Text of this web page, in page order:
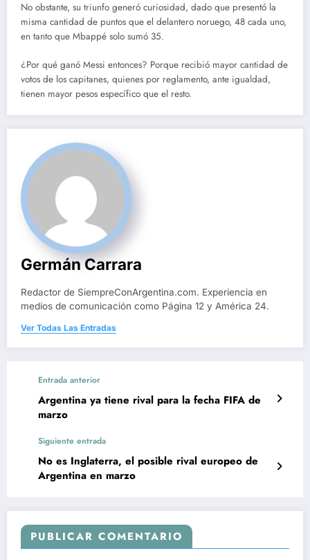
No obstante, su triunfo generó curiosidad, dado que presentó la
misma cantidad de puntos que el delantero noruego, 48 cada uno,
en tanto que Mbappé solo sumó 35.
¿Por qué ganó Messi entonces? Porque recibió mayor cantidad de
votos de los capitanes, quienes por reglamento, ante igualdad,
tienen mayor pesos específico que el resto.
Germán Carrara
Redactor de SiempreConArgentina.com. Experiencia en
medios de comunicación como Página 12 y América 24.
Ver Todas Las Entradas
Entrada anterior
Argentina ya tiene rival para la fecha FIFA de
marzo
Siguiente entrada
No es Inglaterra, el posible rival europeo de
Argentina en marzo
PUBLICAR COMENTARIO